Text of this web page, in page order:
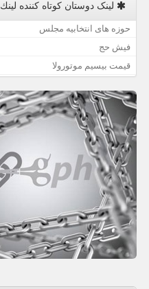
لینک دوستان كوتاه كننده لینك
حوزه های انتخابیه مجلس
فیش حج
قیمت بیسیم موتورولا